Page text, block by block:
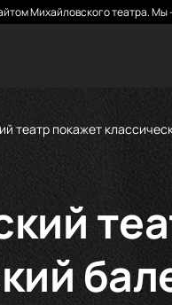
Михайловского театра.
театр покажет